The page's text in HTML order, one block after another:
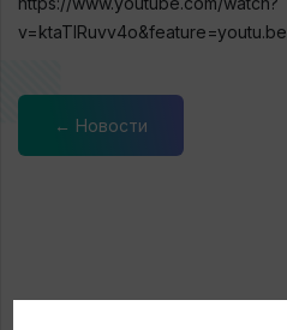
v=ktaTIRuvv4o&feature=youtu.be
← Новости